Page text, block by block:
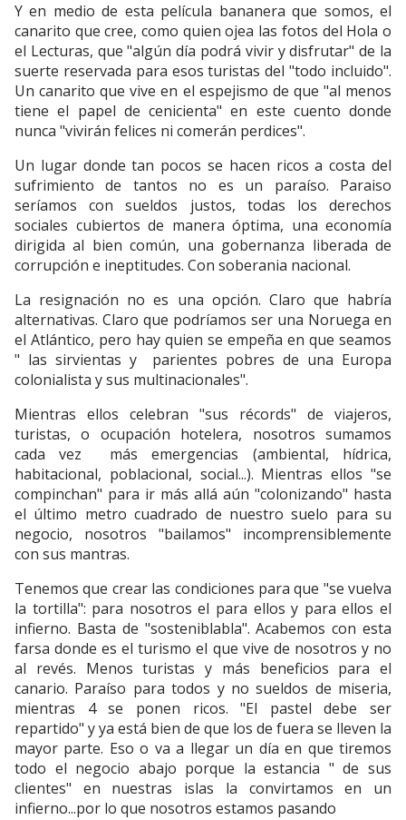
Y en medio de esta película bananera que somos, el
canarito que cree, como quien ojea las fotos del Hola o
el Lecturas, que "algún día podrá vivir y disfrutar" de la
suerte reservada para esos turistas del "todo incluido".
Un canarito que vive en el espejismo de que "al menos
tiene el papel de cenicienta" en este cuento donde
nunca "vivirán felices ni comerán perdices".
Un lugar donde tan pocos se hacen ricos a costa del
sufrimiento de tantos no es un paraíso. Paraiso
seríamos con sueldos justos, todas los derechos
sociales cubiertos de manera óptima, una economía
dirigida al bien común, una gobernanza liberada de
corrupción e ineptitudes. Con soberania nacional.
La resignación no es una opción. Claro que habría
alternativas. Claro que podríamos ser una Noruega en
el Atlántico, pero hay quien se empeña en que seamos
" las sirvientas y parientes pobres de una Europa
colonialista y sus multinacionales".
Mientras ellos celebran "sus récords" de viajeros,
turistas, o ocupación hotelera, nosotros sumamos
cada vez más emergencias (ambiental, hídrica,
habitacional, poblacional, social...). Mientras ellos "se
compinchan" para ir más allá aún "colonizando" hasta
el último metro cuadrado de nuestro suelo para su
negocio, nosotros "bailamos" incomprensiblemente
con sus mantras.
Tenemos que crear las condiciones para que "se vuelva
la tortilla": para nosotros el para ellos y para ellos el
infierno. Basta de "sosteniblabla". Acabemos con esta
farsa donde es el turismo el que vive de nosotros y no
al revés. Menos turistas y más beneficios para el
canario. Paraíso para todos y no sueldos de miseria,
mientras 4 se ponen ricos. "El pastel debe ser
repartido" y ya está bien de que los de fuera se lleven la
mayor parte. Eso o va a llegar un día en que tiremos
todo el negocio abajo porque la estancia " de sus
clientes" en nuestras islas la convirtamos en un
infierno...por lo que nosotros estamos pasando